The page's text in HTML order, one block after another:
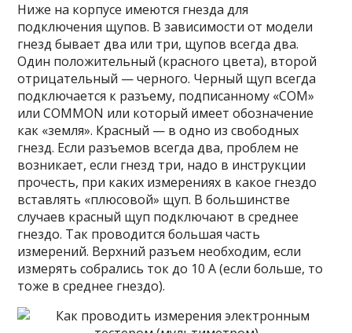
Ниже на корпусе имеются гнезда для
подключения щупов. В зависимости от модели
гнезд бывает два или три, щупов всегда два.
Один положительный (красного цвета), второй
отрицательный — черного. Черный щуп всегда
подключается к разъему, подписанному «COM»
или COMMON или который имеет обозначение
как «земля». Красный — в одно из свободных
гнезд. Если разъемов всегда два, проблем не
возникает, если гнезд три, надо в инструкции
прочесть, при каких измерениях в какое гнездо
вставлять «плюсовой» щуп. В большинстве
случаев красный щуп подключают в среднее
гнездо. Так проводится большая часть
измерений. Верхний разъем необходим, если
измерять собрались ток до 10 А (если больше, то
тоже в среднее гнездо).